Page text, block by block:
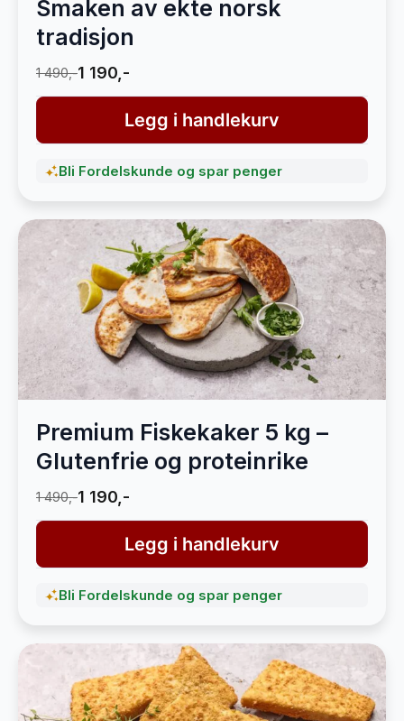
Smaken av ekte norsk
tradisjon
1 490,-1 190,-
Legg i handlekurv
Bli Fordelskunde og spar penger
Premium Fiskekaker 5 kg –
Glutenfrie og proteinrike
1 490,-1 190,-
Legg i handlekurv
Bli Fordelskunde og spar penger